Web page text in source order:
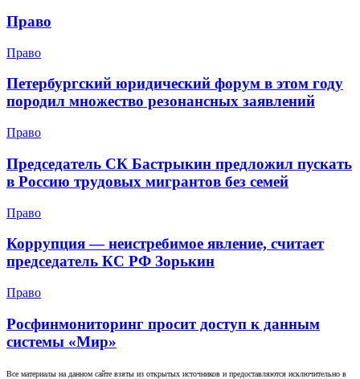
Право
Право
Петербургский юридический форум в этом году
породил множество резонансных заявлений
Право
Председатель СК Бастрыкин предложил пускать
в Россию трудовых мигрантов без семей
Право
Коррупция — неистребимое явление, считает
председатель КС РФ Зорькин
Право
Росфинмониторинг просит доступ к данным
системы «Мир»
Все материалы на данном сайте взяты из открытых источников и предоставляются исключительно в